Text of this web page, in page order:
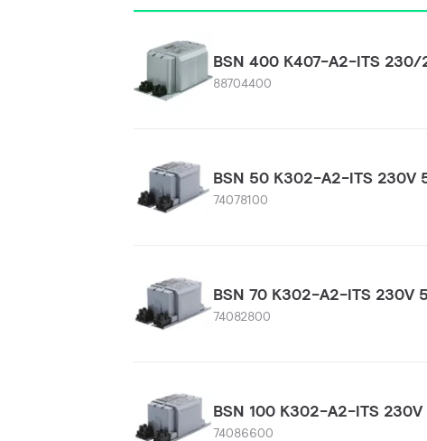
BSN 400 K407-A2-ITS 230/
88704400
BSN 50 K302-A2-ITS 230V
74078100
BSN 70 K302-A2-ITS 230V
74082800
BSN 100 K302-A2-ITS
74086600